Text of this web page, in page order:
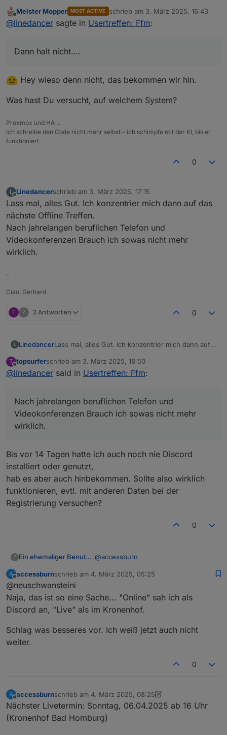
"Leider können wir aufgrund deiner Angaben
keinen Account erstellen"
Online
Meister Mopper MOST ACTIVE schrieb am 3. März 2025, 16:43
zuletzt editiert von
@linedancer sagte in Usertreffen: Ffm:
Dann halt nicht….
Hey wieso denn nicht, das bekommen wir hin.
Was hast Du versucht, auf welchem System?
Proxmox und HA ...
Ich schreibe den Code nicht mehr selbst – ich schimpfe mit der KI, bis er
funktioniert.
0
L Linedancerschrieb am 3. März 2025, 17:15
zuletzt editiert von
Lass mal, alles Gut. Ich konzentrier mich dann auf das
nächste Offline Treffen.
Nach jahrelangen beruflichen Telefon und
Videokonferenzen Brauch ich sowas nicht mehr
wirklich.
–
Ciao, Gerhard
T ? 2 Antworten 0
L LinedancerLass mal, alles Gut. Ich konzentrier mich dann auf
Nach jahrelangen beruflichen Telefon und
Videokonferenzen Brauch ich sowas nicht mehr
T
Offline
topsurferschrieb am 3. März 2025, 18:50
zuletzt editiert von
@linedancer said in Usertreffen: Ffm:
Nach jahrelangen beruflichen Telefon und
Videokonferenzen Brauch ich sowas nicht mehr
wirklich.
Bis vor 14 Tagen hatte ich auch noch nie Discord
installiert oder genutzt,
hab es aber auch hinbekommen. Sollte also wirklich
funktionieren, evtl. mit anderen Daten bei der
Registrierung versuchen?
0
? Ein ehemaliger Benutzer @accessburn
du hast aber auch n Durcheinander im
naechster Onlinetermin 2.3. 18 uhr,
dabei war das der Offlinetermin im
Kronenhof.
Der naechste Onlinetermin ist heute
am 3.3. um 20.30 per discord,...
A accessburnschrieb am 4. März 2025, 05:25
zuletzt editiert von
@neuschwansteini
Naja, das ist so eine Sache... "Online" sah ich als
Discord an, "Live" als im Kronenhof.
Schlag was besseres vor. Ich weiß jetzt auch nicht
weiter.
0
A
Offline
accessburnschrieb am 4. März 2025, 08:25
zuletzt editiert von accessburn3. Apr. 2025, 10:05
Nächster Livetermin: Sonntag, 06.04.2025 ab 16 Uhr
(Kronenhof Bad Homburg)